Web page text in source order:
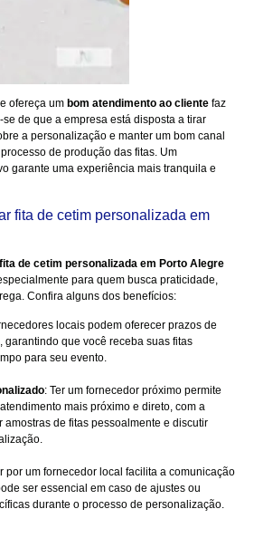
ofereça um bom atendimento ao cliente faz
de que a empresa está disposta a tirar
a personalização e manter um bom canal
de produção das fitas. Um
garante uma experiência mais tranquila e
fita de cetim personalizada em
fita de cetim personalizada em Porto Alegre
para quem busca praticidade,
Confira alguns dos benefícios:
locais podem oferecer prazos de
garantindo que você receba suas fitas
para seu evento.
: Ter um fornecedor próximo permite
mais próximo e direto, com a
amostras de fitas pessoalmente e discutir
por um fornecedor local facilita a comunicação
ser essencial em caso de ajustes ou
durante o processo de personalização.